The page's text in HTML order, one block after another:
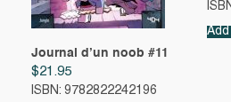
Journal d’un noob #11
$21.95
ISBN: 9782822242196